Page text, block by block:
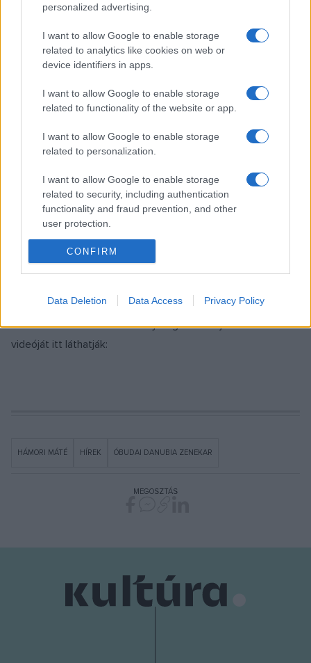
personalized advertising.
I want to allow Google to enable storage
related to analytics like cookies on web or
device identifiers in apps.
I want to allow Google to enable storage
related to functionality of the website or app.
I want to allow Google to enable storage
related to personalization.
I want to allow Google to enable storage
related to security, including authentication
functionality and fraud prevention, and other
user protection.
CONFIRM
Data Deletion Data Access Privacy Policy
Joseph Haydn:A patikus? vígopera magyar nyelven
Némelyek nem akarják elkapkodni életük nagy döntését: a
házasságot. Így van ezzel Sempronio is, a bolondos patikus,
aki már jócskán a nagypapa-kor küszöbén túllépve
határozza el, hogy megállapodik végre, és nyugdíjas éveit a
patika fiatal házi angyalának, Grillettának tett házassági
ajánlattal kívánja megkoronázni. A zsémbes öregúr persze
nem is sejti, hogy az ínycsiklandó hölgy kegyeit rajta kívül
még legalább két és fél (!) udvarló iparkodik elnyerni?
Ármány és szerelem, álruhák és tévedések, sok humor, és
persze Haydn csodálatos zenéje teszi feledhetetlenné a
negyvenöt perces előadást.
Az Óbudai Danubia Zenekar ifjúsági koncertjeiről szóló
videóját itt láthatják:
HÁMORI MÁTÉ HÍREK ÓBUDAI DANUBIA ZENEKAR
MEGOSZTÁS